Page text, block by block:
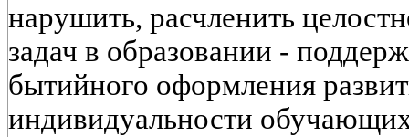
нарушить, расчленить
задач в образовании -
бытийного оформления
индивидуальности